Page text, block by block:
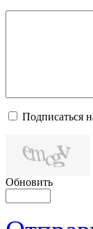
Подписаться
Обновить